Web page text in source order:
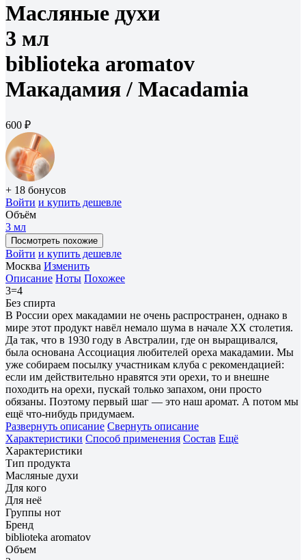
Масляные духи
3 мл
biblioteka aromatov
Макадамия / Macadamia
600 ₽
+ 18 бонусов
Войти и купить дешевле
Объём
3 мл
Посмотреть похожие
Войти и купить дешевле
Москва Изменить
Описание Ноты Похожее
3=4
Без спирта
В России орех макадамии не очень распространен, однако в
мире этот продукт навёл немало шума в начале XX столетия.
Да так, что в 1930 году в Австралии, где он выращивался,
была основана Ассоциация любителей ореха макадамии. Мы
уже собираем посылку участникам клуба с рекомендацией:
если им действительно нравятся эти орехи, то и внешне
походить на орехи, пускай только запахом, они просто
обязаны. Поэтому первый шаг — это наш аромат. А потом мы
ещё что-нибудь придумаем.
Развернуть описание Свернуть описание
Характеристики Способ применения Состав Ещё
Характеристики
Тип продукта
Масляные духи
Для кого
Для неё
Группы нот
Бренд
biblioteka aromatov
Объем